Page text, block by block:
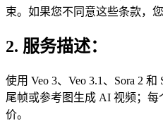
束。如果您不同意这些条款，
2. 服务描述：
使用 Veo 3、Veo 3.1、Sora 2
尾帧或参考图生成 AI 视频；
价。